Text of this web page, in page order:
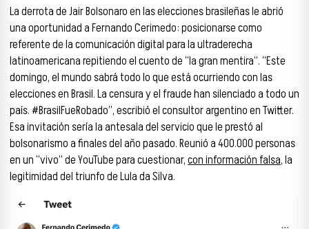
La derrota de Jair Bolsonaro en las elecciones brasileñas le abrió
una oportunidad a Fernando Cerimedo: posicionarse como
referente de la comunicación digital para la ultraderecha
latinoamericana repitiendo el cuento de “la gran mentira”. “Este
domingo, el mundo sabrá todo lo que está ocurriendo con las
elecciones en Brasil. La censura y el fraude han silenciado a todo un
país. #BrasilFueRobado”, escribió el consultor argentino en Twitter.
Esa invitación sería la antesala del servicio que le prestó al
bolsonarismo a finales del año pasado. Reunió a 400.000 personas
en un “vivo” de YouTube para cuestionar,con información falsa, la
legitimidad del triunfo de Lula da Silva.